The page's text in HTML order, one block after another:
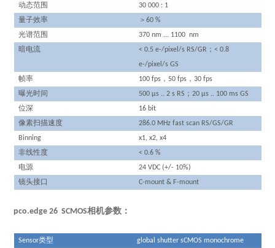
动态范围 30 000 : 1
量子效率 ＞ 60 %
光谱范围 370 nm ... 1100 nm
暗电流 < 0.5 e-/pixel/s RS/GR ； < 0.8
e-/pixel/s GS
帧率 100 fps， 50 fps， 30 fps
曝光时间 500 µs .. 2 s RS ； 20 µs .. 100 ms GS
位深 16 bit
像素扫描速度
286.0 MHz fast scan RS/GS/GR
Binning
x1, x2, x4
非线性度 < 0.6 %
电源 24 VDC (+/- 10%)
镜头接口 C-mount & F-mount
pco.edge 26 SCMOS相机参数：
Sensor类型 global shutter sCMOS monochrome